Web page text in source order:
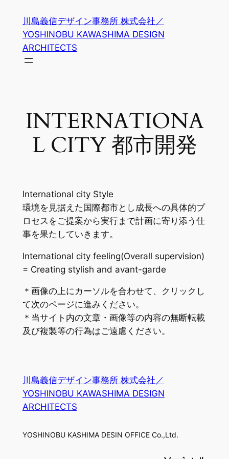
川島義信デザイン事務所 株式会社／
YOSHINOBU KAWASHIMA DESIGN
ARCHITECTS
INTERNATIONA
L CITY 都市開発
International city Style
環境を見据えた国際都市とし成長への具体的プ
ロセスをご提案から実行まで計画に寄り添う仕
事を果たしていきます。
International city feeling(Overall supervision)
= Creating stylish and avant-garde
＊画像の上にカーソルを合わせて、クリックし
て次のページに進みください。
＊当サイト内の文章・画像等の内容の無断転載
及び複製等の行為はご遠慮ください。
川島義信デザイン事務所 株式会社／
YOSHINOBU KAWASHIMA DESIGN
ARCHITECTS
YOSHINOBU KASHIMA DESIN OFFICE Co.,Ltd.